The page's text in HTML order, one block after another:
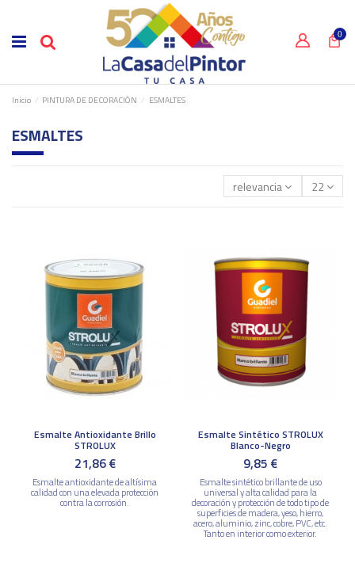
0
Inicio PINTURA DE DECORACIÓN ESMALTES
ESMALTES
relevancia 22
Esmalte Antioxidante Brillo
STROLUX
21,86 €
Esmalte antioxidante de altísima
calidad con una elevada protección
contra la corrosión.
Esmalte Sintético STROLUX
Blanco-Negro
9,85 €
Esmalte sintético brillante de uso
universal y alta calidad para la
decoración y protección de todo tipo de
superficies de madera, yeso, hierro,
acero, aluminio, zinc, cobre, PVC, etc.
Tanto en interior como exterior.